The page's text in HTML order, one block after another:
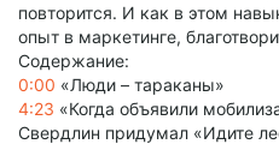
повторится. И как в этом
опыт в маркетинге,
Содержание:
0:00 «Люди – тараканы»
4:23 «Когда объявили
Свердлин придумал «Идите